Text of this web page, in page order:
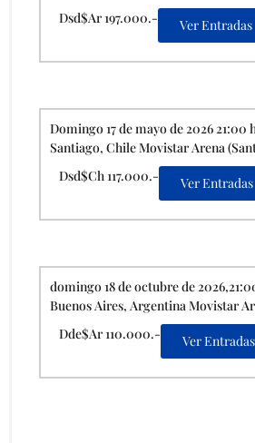
Dsd$Ar 197.000.-
Ver Entradas
Domingo 17 de mayo de 2026 21:00
Santiago, Chile Movistar Arena
Dsd$Ch 117.000.-
Ver Entradas
domingo 18 de octubre de
Buenos Aires, Argentina Movistar
Dde$Ar 110.000.-
Ver Entradas